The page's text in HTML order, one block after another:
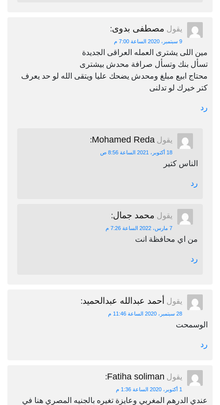
يقول مصطفى بدوى:
9 سبتمبر، 2020 الساعة 7:00 م
مين اللى يشترى العمله العراقى الجديدة
تسأل بنك وتسأل صرافة محدش بيشترى
محتاج ابيع مبلغ ومحدش يضحك عليا ويتقى الله لو حد يعرف
كتر خيرك لو تدلنى
رد
يقول Mohamed Reda
:
18 أكتوبر، 2021 الساعة 8:56 ص
الناس كتير
رد
يقول محمد جمال:
7 مارس، 2022 الساعة 7:26 م
من اي محافظة انت
رد
يقول أحمد عبدالله عبدالحميد:
28 سبتمبر، 2020 الساعة 11:46 م
الوسمحت
رد
يقول Fatiha soliman
:
1 أكتوبر، 2020 الساعة 1:36 م
عندي الدرهم المغربي وعايزة تغيره بالجنيه المصري هنا في